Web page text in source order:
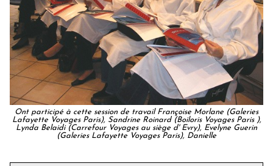
Ont participé à cette session de travail Françoise Morlane (Galeries
Lafayette Voyages Paris), Sandrine Roinard (Boiloris Voyages Paris ),
Lynda Belaidi (Carrefour Voyages au siège d' Evry), Evelyne Guerin
(Galeries Lafayette Voyages Paris), Danielle